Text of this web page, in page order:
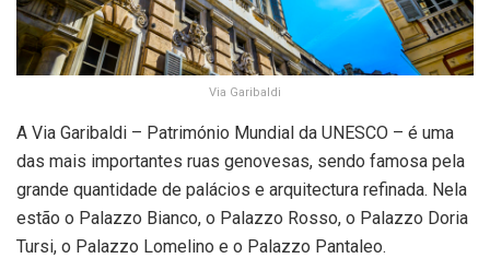
Via Garibaldi
A Via Garibaldi – Património Mundial da UNESCO – é uma
das mais importantes ruas genovesas, sendo famosa pela
grande quantidade de palácios e arquitectura refinada. Nela
estão o Palazzo Bianco, o Palazzo Rosso, o Palazzo Doria
Tursi, o Palazzo Lomelino e o Palazzo Pantaleo.